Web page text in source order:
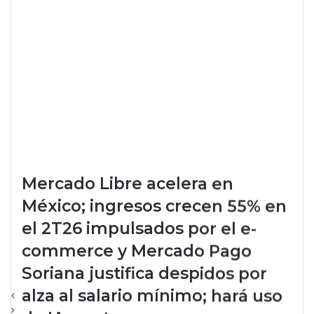
México; ingresos crecen 55% en
el 2T26 impulsados por el e-
commerce y Mercado Pago
Soriana justifica despidos por
alza al salario mínimo; hará uso
de IA y autopago para